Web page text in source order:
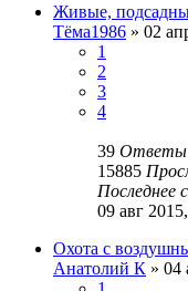
Живые,
Тёма1986 » 02
1
2
3
4
39 Ответы
15885
Последнее
09 авг
Охота с
Анатолий К » 04